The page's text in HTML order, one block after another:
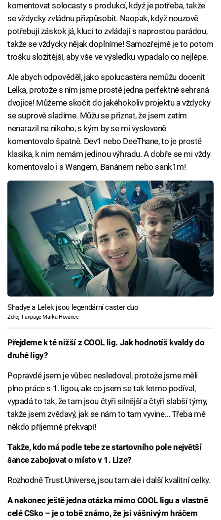
komentovat solocasty s produkcí, když je potřeba, takže
se vždycky zvládnu přizpůsobit. Naopak, když nouzově
potřebuji záskok já, kluci to zvládají s naprostou parádou,
takže se vždycky nějak doplníme! Samozřejmě je to potom
trošku složitější, aby vše ve výsledku vypadalo co nejlépe.
Ale abych odpověděl, jako spolucastera nemůžu docenit
Lelka, protože s ním jsme prostě jedna perfektně sehraná
dvojice! Můžeme skočit do jakéhokoliv projektu a vždycky
se suprově sladíme. Můžu se přiznat, že jsem zatím
nenarazil na nikoho, s kým by se mi vysloveně
komentovalo špatně. Dev1 nebo DeeThane, to je prostě
klasika, k nim nemám jedinou výhradu. A dobře se mi vždy
komentovalo i s Wangem, Banánem nebo sank1m!
Shadye a Lelek jsou legendární caster duo
Zdroj: Fanpage Marka Hovance
Přejdeme k té nižší z COOL lig. Jak hodnotíš kvaldy do
druhé ligy?
Popravdě jsem je vůbec nesledoval, protože jsme měli
plno práce s 1. ligou, ale co jsem se tak letmo podíval,
vypadá to tak, že tam jsou čtyři silnější a čtyři slabší týmy,
takže jsem zvědavý, jak se nám to tam vyvine... Třeba mě
někdo příjemně překvapí!
Takže, kdo má podle tebe ze startovního pole největší
šance zabojovat o místo v 1. Lize?
Rozhodně Trust.Universe, jsou tam ale i další kvalitní celky.
A nakonec ještě jedna otázka mimo COOL ligu a vlastně
celé CSko – je o tobě známo, že jsi vášnivým hráčem